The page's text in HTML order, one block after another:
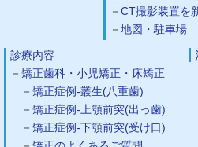
CT撮影装置を
地図・駐車場
診療内容
矯正歯科・小児矯正・床矯正
矯正症例-叢生(八重歯)
矯正症例-上顎前突(出っ歯)
矯正症例-下顎前突(受け口)